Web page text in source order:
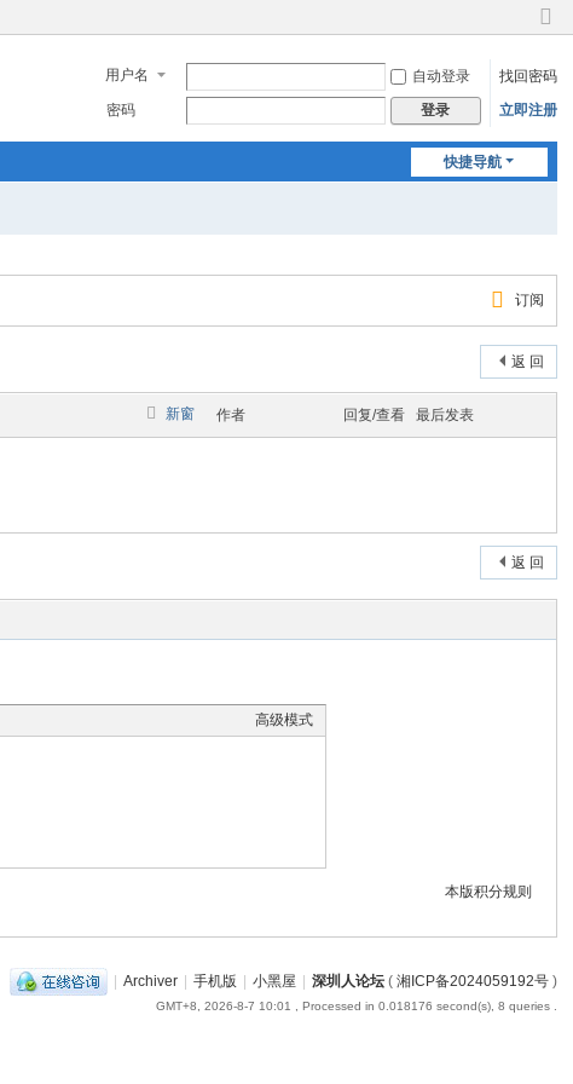
切
到
窄
用户名 自动登录
找回密码
密码
登录 立即注册
快捷导航
订阅
返 回
新窗 作者 回复/查看 最后发表
返 回
高级模式
本版积分规则
| Archiver | 手机版 | 小黑屋 | 深圳人论坛( 湘ICP备2024059192号)
GMT+8, 2026-8-7 10:01 , Processed in 0.018176 second(s), 8 queries .